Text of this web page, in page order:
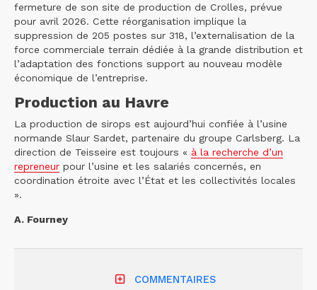
fermeture de son site de production de Crolles, prévue
pour avril 2026. Cette réorganisation implique la
suppression de 205 postes sur 318, l’externalisation de la
force commerciale terrain dédiée à la grande distribution et
l’adaptation des fonctions support au nouveau modèle
économique de l’entreprise.
Production au Havre
La production de sirops est aujourd’hui confiée à l’usine
normande Slaur Sardet, partenaire du groupe Carlsberg. La
direction de Teisseire est toujours « à la recherche d’un
repreneur pour l’usine et les salariés concernés, en
coordination étroite avec l’État et les collectivités locales
».
A. Fourney
COMMENTAIRES